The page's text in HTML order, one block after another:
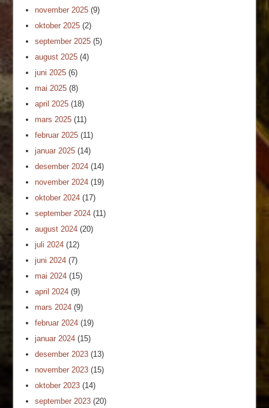
november 2025 (9)
oktober 2025 (2)
september 2025 (5)
august 2025 (4)
juni 2025 (6)
mai 2025 (8)
april 2025 (18)
mars 2025 (11)
februar 2025 (11)
januar 2025 (14)
desember 2024 (14)
november 2024 (19)
oktober 2024 (17)
september 2024 (11)
august 2024 (20)
juli 2024 (12)
juni 2024 (7)
mai 2024 (15)
april 2024 (9)
mars 2024 (9)
februar 2024 (19)
januar 2024 (15)
desember 2023 (13)
november 2023 (15)
oktober 2023 (14)
september 2023 (20)